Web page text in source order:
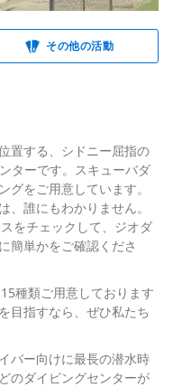
その他の活動
置する、シドニー屈指の
ターです。スキューバダ
グをご用意しています。
、誰にもわかりません。
をチェックして、ジオダ
簡単かをご確認くださ
種類ご用意しております
目指すなら、ぜひ私たち
バー向けに最長の潜水時
のダイビングセンターが